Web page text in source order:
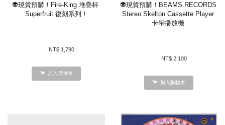
👽現貨預購！Fire-King 堆疊杯
Superfruit 復刻系列！
NT$ 1,790
加入購物車
👽現貨預購！BEAMS RECORDS
Stereo Skelton Cassette Player
卡帶播放機
NT$ 2,100
加入購物車